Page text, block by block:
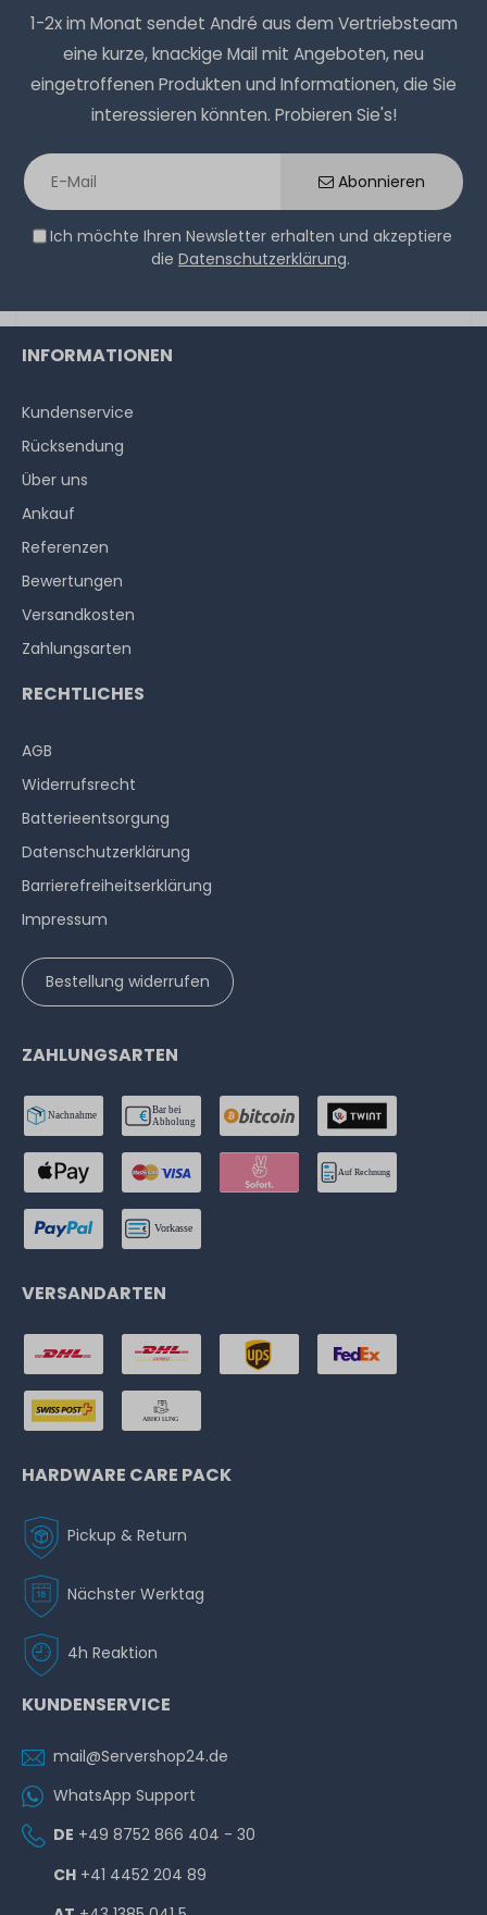
1-2x im Monat sendet André aus dem Vertriebsteam
eine kurze, knackige Mail mit Angeboten, neu
eingetroffenen Produkten und Informationen, die Sie
interessieren könnten. Probieren Sie's!
Abonnieren
Ich möchte Ihren Newsletter erhalten und akzeptiere
die Datenschutzerklärung.
INFORMATIONEN
Kundenservice
Rücksendung
Über uns
Ankauf
Referenzen
Bewertungen
Versandkosten
Zahlungsarten
RECHTLICHES
AGB
Widerrufs­recht
Batterieentsorgung
Datenschutzerklärung
Barrierefreiheitserklärung
Impressum
Bestellung widerrufen
ZAHLUNGSARTEN
VERSANDARTEN
HARDWARE CARE PACK
Pickup & Return
Nächster Werktag
4h Reaktion
KUNDENSERVICE
mail@Servershop24.de
WhatsApp Support
DE +49 8752 866 404 - 30
CH +41 4452 204 89